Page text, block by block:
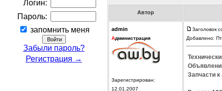
Логин:
Пароль:
запомнить меня
Забыли пароль?
Регистрация →
Автор
admin
Администрация
Зарегистрирован:
12.01.2007
Заголовок
Добавлено:
Запчасти